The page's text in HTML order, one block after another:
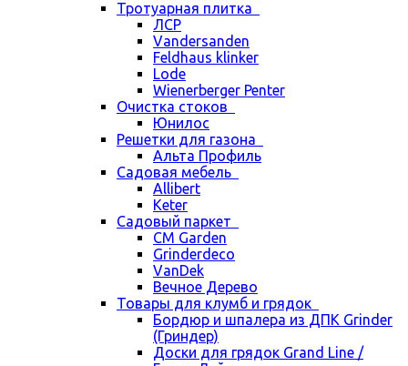
Тротуарная плитка
ЛСР
Vandersanden
Feldhaus klinker
Lode
Wienerberger Penter
Очистка стоков
Юнилос
Решетки для газона
Альта Профиль
Садовая мебель
Allibert
Keter
Садовый паркет
CM Garden
Grinderdeco
VanDek
Вечное Дерево
Товары для клумб и грядок
Бордюр и шпалера из ДПК Grinder
(Гриндер)
Доски для грядок Grand Line /